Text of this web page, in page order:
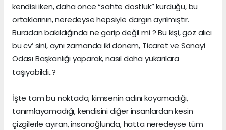
kendisi iken, daha önce “sahte dostluk” kurduğu, bu
ortaklarının, neredeyse hepsiyle dargın ayrılmıştır.
Buradan bakıldığında ne garip değil mi ? Bu kişi, göz alıcı
bu cv’ sini, aynı zamanda iki dönem, Ticaret ve Sanayi
Odası Başkanlığı yaparak, nasıl daha yukarılara
taşıyabildi..?
İşte tam bu noktada, kimsenin adını koyamadığı,
tanımlayamadığı, kendisini diğer insanlardan kesin
çizgilerle ayıran, insanoğlunda, hatta neredeyse tüm